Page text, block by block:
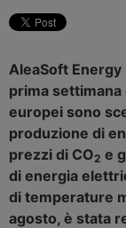
AleaSoft
prima
europei sono
produzione di
prezzi di CO2 e
di energia
di temperature
agosto, è stata